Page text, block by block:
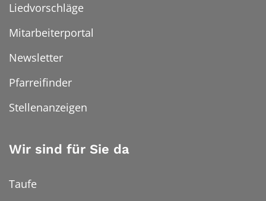
Liedvorschläge
Mitarbeiterportal
Newsletter
Pfarreifinder
Stellenanzeigen
Wir sind für Sie da
Taufe